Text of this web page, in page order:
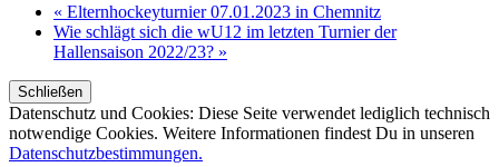
« Elternhockeyturnier 07.01.2023 in Chemnitz
Wie schlägt sich die wU12 im letzten Turnier der
Hallensaison 2022/23? »
Datenschutz und Cookies: Diese Seite verwendet lediglich technisch
notwendige Cookies. Weitere Informationen findest Du in unseren
Datenschutzbestimmungen.